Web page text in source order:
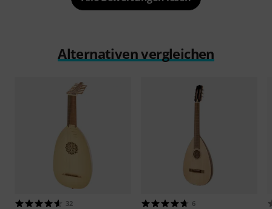
Alternativen vergleichen
32 6